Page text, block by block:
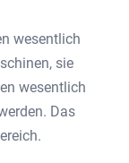
wesentlich
sie
wesentlich
Das